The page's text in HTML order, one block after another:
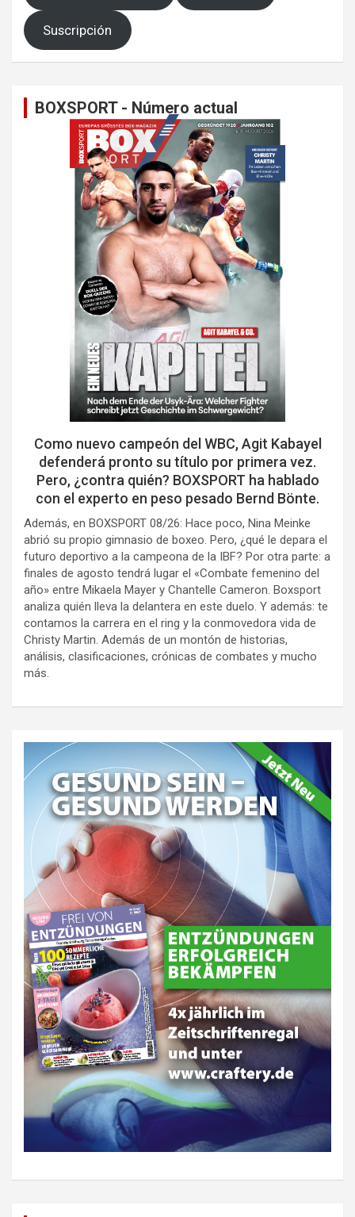
Suscripción
BOXSPORT - Número actual
Como nuevo campeón del WBC, Agit Kabayel
defenderá pronto su título por primera vez.
Pero, ¿contra quién? BOXSPORT ha hablado
con el experto en peso pesado Bernd Bönte.
Además, en BOXSPORT 08/26: Hace poco, Nina Meinke
abrió su propio gimnasio de boxeo. Pero, ¿qué le depara el
futuro deportivo a la campeona de la IBF? Por otra parte: a
finales de agosto tendrá lugar el «Combate femenino del
año» entre Mikaela Mayer y Chantelle Cameron. Boxsport
analiza quién lleva la delantera en este duelo. Y además: te
contamos la carrera en el ring y la conmovedora vida de
Christy Martin. Además de un montón de historias,
análisis, clasificaciones, crónicas de combates y mucho
más.